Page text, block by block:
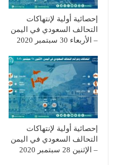
إحصائية أولية لإنتهاكات
التحالف السعودي في اليمن
– الأربعاء 30 سبتمبر 2020
إحصائية أولية لإنتهاكات
التحالف السعودي في اليمن
– الإثنين 28 سبتمبر 2020